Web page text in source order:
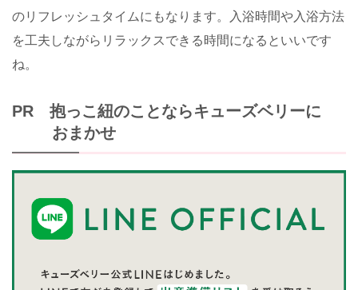
のリフレッシュタイムにもなります。入浴時間や入浴方法
を工夫しながらリラックスできる時間になるといいです
ね。
PR 抱っこ紐のことならキューズベリーに
おまかせ